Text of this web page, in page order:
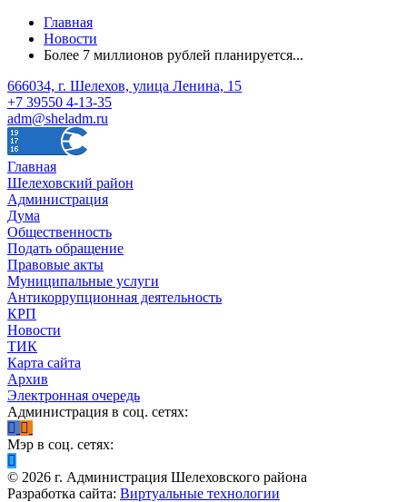
Главная
Новости
Более 7 миллионов рублей планируется...
666034, г. Шелехов, улица Ленина, 15
+7 39550 4-13-35
adm@sheladm.ru
Главная
Шелеховский район
Администрация
Дума
Общественность
Подать обращение
Правовые акты
Муниципальные услуги
Антикоррупционная деятельность
КРП
Новости
ТИК
Карта сайта
Архив
Электронная очередь
Администрация в соц. сетях:
Мэр в соц. сетях:
© 2026 г. Администрация Шелеховского района
Разработка сайта: Виртуальные технологии